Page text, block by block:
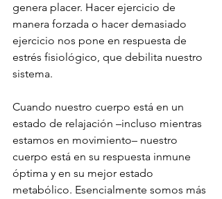
genera placer. Hacer ejercicio de
manera forzada o hacer demasiado
ejercicio nos pone en respuesta de
estrés fisiológico, que debilita nuestro
sistema.
Cuando nuestro cuerpo está en un
estado de relajación –incluso mientras
estamos en movimiento– nuestro
cuerpo está en su respuesta inmune
óptima y en su mejor estado
metabólico. Esencialmente somos más